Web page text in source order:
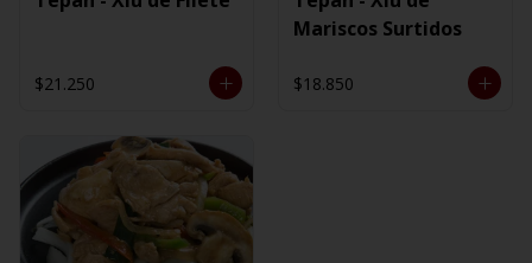
$21.250
Mariscos Surtidos
$18.850